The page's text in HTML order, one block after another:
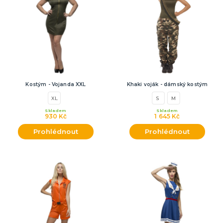
Kostým - Vojanda XXL
XL
930 Kč
Skladem
Prohlédnout
Khaki voják - dámský kostým
S M
1 645 Kč
Skladem
Prohlédnout